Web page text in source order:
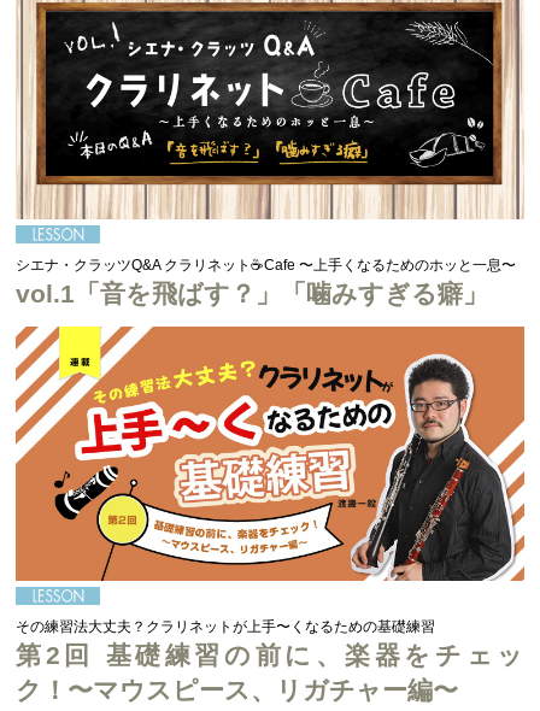
シエナ・クラッツQ&A クラリネット☕Cafe 〜上手くなるためのホッと一息〜
vol.1「音を飛ばす？」「噛みすぎる癖」
その練習法大丈夫？クラリネットが上手〜くなるための基礎練習
第2回 基礎練習の前に、楽器をチェッ
ク！〜マウスピース、リガチャー編〜